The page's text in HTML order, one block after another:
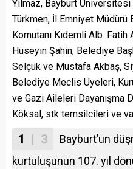
Yılmaz, Bayburt
Türkmen, İl Emniyet Müdürü
Komutanı Kıdemli Alb.
Hüseyin Şahin, Belediye
Selçuk ve Mustafa Akbaş,
Belediye Meclis Üyeleri,
ve Gazi Aileleri Dayanışma
Köksal, stk temsilcileri ve
1 | 3
Bayburt’un
kurtuluşunun 107. yıl